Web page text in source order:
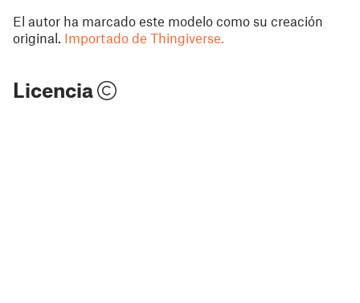
El autor ha marcado este modelo como su creación
original. Importado de Thingiverse.
Licencia